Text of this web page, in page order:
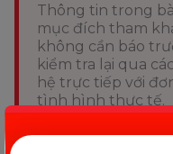
Thông tin trong
mục đích tham
không cần báo
kiểm tra lại qua
hệ trực tiếp với
tình hình thực tế.